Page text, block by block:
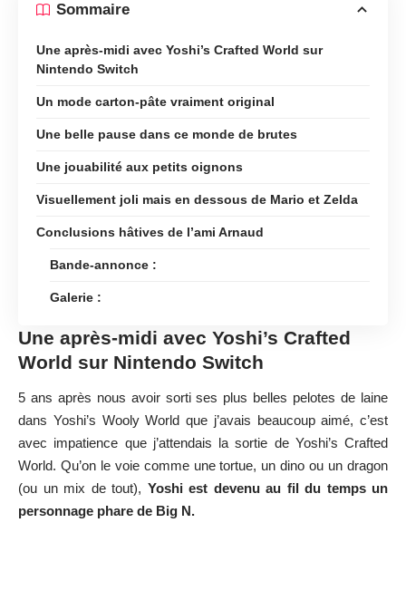
Sommaire
Une après-midi avec Yoshi’s Crafted World sur
Nintendo Switch
Un mode carton-pâte vraiment original
Une belle pause dans ce monde de brutes
Une jouabilité aux petits oignons
Visuellement joli mais en dessous de Mario et Zelda
Conclusions hâtives de l’ami Arnaud
Bande-annonce :
Galerie :
Une après-midi avec Yoshi’s Crafted
World sur Nintendo Switch
5 ans après nous avoir sorti ses plus belles pelotes de laine
dans Yoshi’s Wooly World que j’avais beaucoup aimé, c’est
avec impatience que j’attendais la sortie de Yoshi’s Crafted
World. Qu’on le voie comme une tortue, un dino ou un dragon
(ou un mix de tout), Yoshi est devenu au fil du temps un
personnage phare de Big N.